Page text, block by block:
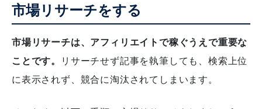
市場リサーチをする
市場リサーチは、アフィリエイトで稼ぐうえで重要な
ことです。
リサーチせず記事を執筆しても、検索上位
に表示されず、競合に淘汰されてしまいます。